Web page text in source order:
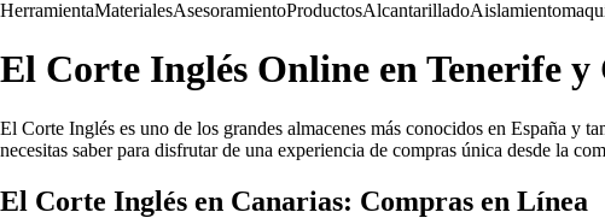
HerramientaMaterialesAsesoramientoProductosAlcantarilladoAislamiento
El Corte Inglés Online en Tenerife y
El Corte Inglés es uno de los grandes almacenes más conocidos en España y
necesitas saber para disfrutar de una experiencia de compras única desde la
El Corte Inglés en Canarias: Compras en Línea